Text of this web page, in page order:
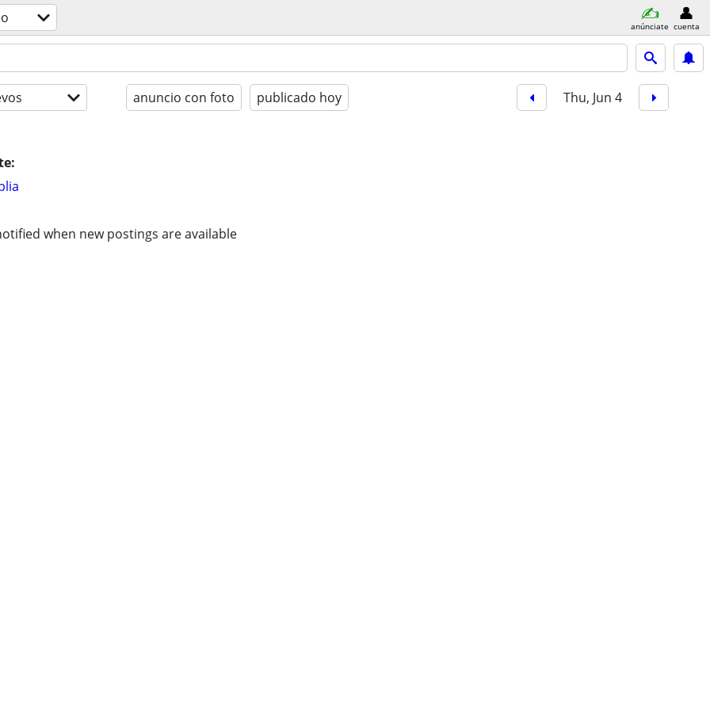
anúnciate cuenta
anuncio con foto publicado hoy Thu, Jun 4
when new postings are available